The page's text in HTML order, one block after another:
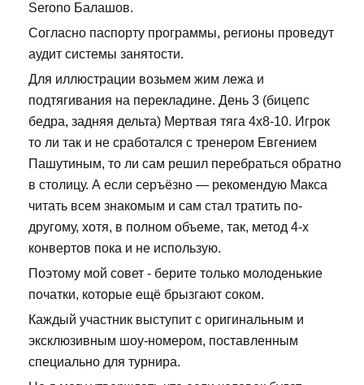
Serono Балашов.
Согласно паспорту программы, регионы проведут
аудит системы занятости.
Для иллюстрации возьмем жим лежа и
подтягивания на перекладине. День 3 (бицепс
бедра, задняя дельта) Мертвая тяга 4х8-10. Игрок
то ли так и не сработался с тренером Евгением
Пашутиным, то ли сам решил перебраться обратно
в столицу. А если серъёзно — рекомендую Макса
читать всем знакомым и сам стал тратить по-
другому, хотя, в полном объеме, так, метод 4-х
конвертов пока и не использую.
Поэтому мой совет - берите только молоденькие
початки, которые ещё брызгают соком.
Каждый участник выступит с оригинальным и
эксклюзивным шоу-номером, поставленным
специально для турнира.